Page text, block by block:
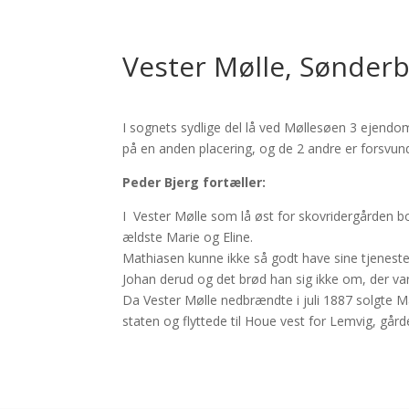
Vester Mølle,
I sognets sydlige del lå ved Møllesøen 3
på en anden placering, og de 2 andre er
Peder Bjerg fortæller:
I Vester Mølle som lå øst for skovridergården
ældste Marie og Eline.
Mathiasen kunne ikke så godt have sine
Johan derud og det brød han sig ikke om, der
Da Vester Mølle nedbrændte i juli 1887 solgte
staten og flyttede til Houe vest for Lemvig,